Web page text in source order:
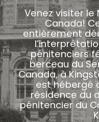
Venez visiter
Canada!
entièrement
pénitenciers
berceau du
Canada, à
est hébergé
résidence du
pénitencier du